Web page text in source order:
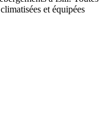
et équipées